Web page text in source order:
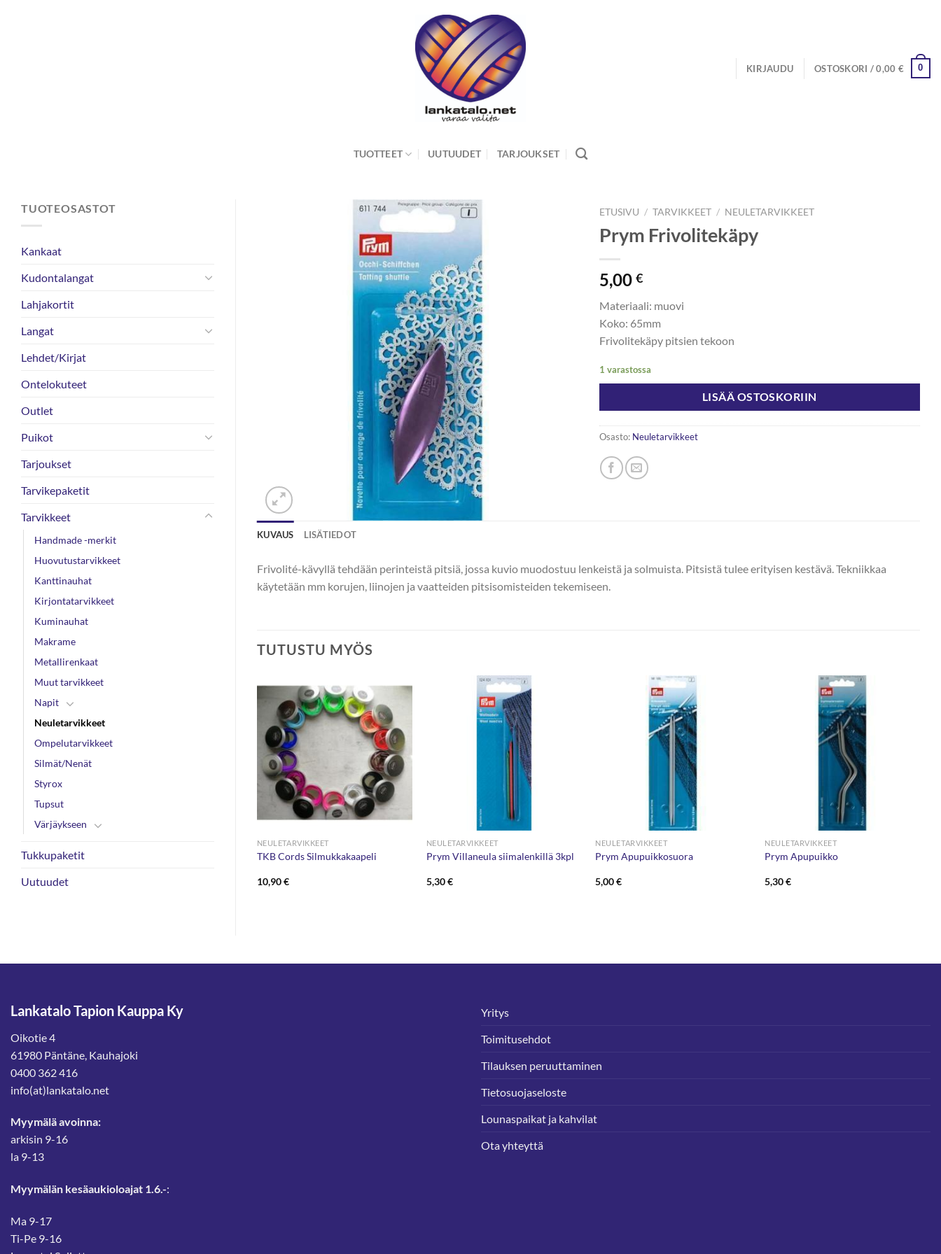
KIRJAUDU OSTOSKORI /0,00 € 0
TUOTTEET UUTUUDET TARJOUKSET
TUOTEOSASTOT
Kankaat
Kudontalangat
Lahjakortit
Langat
Lehdet/Kirjat
Ontelokuteet
Outlet
Puikot
Tarjoukset
Tarvikepaketit
Tarvikkeet
Handmade -merkit
Huovutustarvikkeet
Kanttinauhat
Kirjontatarvikkeet
Kuminauhat
Makrame
Metallirenkaat
Muut tarvikkeet
Napit
Neuletarvikkeet
Ompelutarvikkeet
Silmät/Nenät
Styrox
Tupsut
Värjäykseen
Tukkupaketit
Uutuudet
ETUSIVU / TARVIKKEET / NEULETARVIKKEET
Prym Frivolitekäpy
5,00 €
Materiaali: muovi
Koko: 65mm
Frivolitekäpy pitsien tekoon
1 varastossa
LISÄÄ OSTOSKORIIN
Osasto: Neuletarvikkeet
KUVAUS LISÄTIEDOT
Frivolité-kävyllä tehdään perinteistä pitsiä, jossa kuvio muodostuu lenkeistä ja solmuista. Pitsistä tulee erityisen kestävä. Tekniikkaa
käytetään mm korujen, liinojen ja vaatteiden pitsisomisteiden tekemiseen.
TUTUSTU MYÖS
NEULETARVIKKEET
TKB Cords Silmukkakaapeli
10,90€
NEULETARVIKKEET
Prym Villaneula siimalenkillä 3kpl
5,30€
NEULETARVIKKEET
Prym Apupuikkosuora
5,00€
NEULETARVIKKEET
Prym Apupuikko
5,30€
Lankatalo Tapion Kauppa Ky
Oikotie 4
61980 Päntäne, Kauhajoki
0400 362 416
info(at)lankatalo.net
Myymälä avoinna:
arkisin 9-16
la 9-13
Myymälän kesäaukioloajat 1.6.-:
Ma 9-17
Ti-Pe 9-16
Yritys
Toimitusehdot
Tilauksen peruuttaminen
Tietosuojaseloste
Lounaspaikat ja kahvilat
Ota yhteyttä